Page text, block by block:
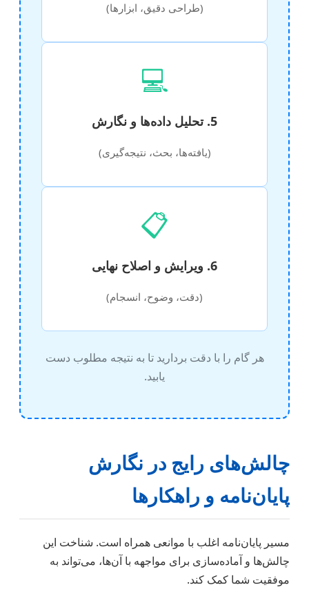
(طراحی دقیق، ابزارها)
💻
5. تحلیل داده‌ها و نگارش
(یافته‌ها، بحث، نتیجه‌گیری)
📋
6. ویرایش و اصلاح نهایی
(دقت، وضوح، انسجام)
هر گام را با دقت بردارید تا به نتیجه مطلوب دست
یابید.
چالش‌های رایج در نگارش
پایان‌نامه و راهکارها
مسیر پایان‌نامه اغلب با موانعی همراه است. شناخت این
چالش‌ها و آماده‌سازی برای مواجهه با آن‌ها، می‌تواند به
موفقیت شما کمک کند.